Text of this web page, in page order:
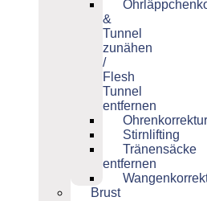
&
Tunnel
zunähen
/
Flesh
Tunnel
entfernen
Ohrenkorrektur
Stirnlifting
Tränensäcke
entfernen
Brust